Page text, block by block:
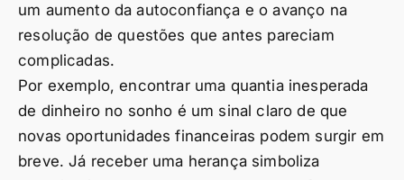
um aumento da autoconfiança e o avanço na
resolução de questões que antes pareciam
complicadas.
Por exemplo, encontrar uma quantia inesperada
de dinheiro no sonho é um sinal claro de que
novas oportunidades financeiras podem surgir em
breve. Já receber uma herança simboliza